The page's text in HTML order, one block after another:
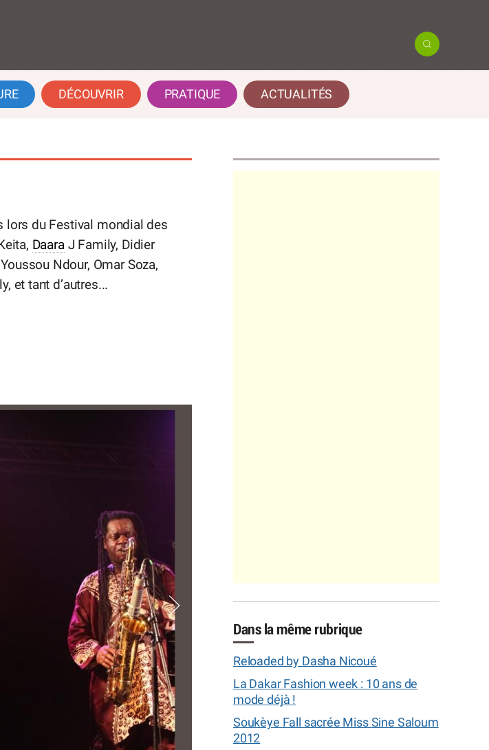
DÉCOUVRIR PRATIQUE ACTUALITÉS
lors du Festival mondial des
DaaraJ Family, Didier
Ndour, Omar Soza,
et tant d’autres...
Dans la même rubrique
Reloaded by Dasha Nicoué
La Dakar Fashion week : 10 ans de
mode déjà !
Soukèye Fall sacrée Miss Sine Saloum
2012